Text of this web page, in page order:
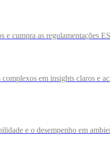
e cumpra as regulamentações
em insights claros e
e o desempenho em